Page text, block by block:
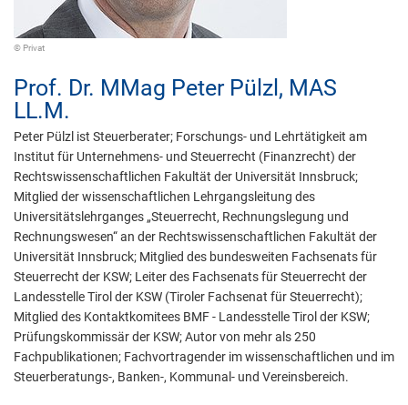
© Privat
Prof. Dr. MMag Peter Pülzl, MAS
LL.M.
Peter Pülzl ist Steuerberater; Forschungs- und Lehrtätigkeit am
Institut für Unternehmens- und Steuerrecht (Finanzrecht) der
Rechtswissenschaftlichen Fakultät der Universität Innsbruck;
Mitglied der wissenschaftlichen Lehrgangsleitung des
Universitätslehrganges „Steuerrecht, Rechnungslegung und
Rechnungswesen“ an der Rechtswissenschaftlichen Fakultät der
Universität Innsbruck; Mitglied des bundesweiten Fachsenats für
Steuerrecht der KSW; Leiter des Fachsenats für Steuerrecht der
Landesstelle Tirol der KSW (Tiroler Fachsenat für Steuerrecht);
Mitglied des Kontaktkomitees BMF - Landesstelle Tirol der KSW;
Prüfungskommissär der KSW; Autor von mehr als 250
Fachpublikationen; Fachvortragender im wissenschaftlichen und im
Steuerberatungs-, Banken-, Kommunal- und Vereinsbereich.